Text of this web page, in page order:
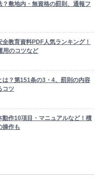
敷地内・無資格の罰則、通報フ
教育資料PDF人気ランキング！
用のコツなど
は？第151条の3・4、罰則の内容
コツ
作10項目・マニュアルなど！積
操作も